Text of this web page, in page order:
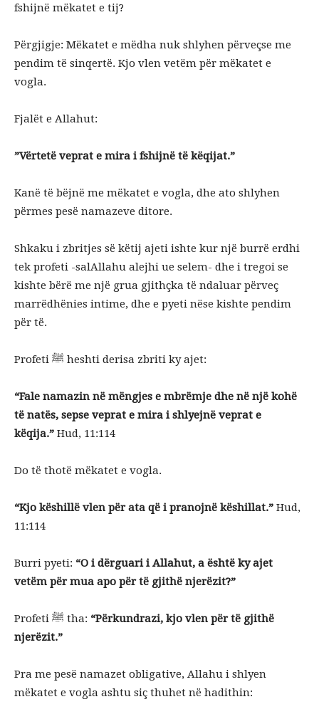
fshijnë mëkatet e tij?
Përgjigje: Mëkatet e mëdha nuk shlyhen përveçse me
pendim të sinqertë. Kjo vlen vetëm për mëkatet e
vogla.
Fjalët e Allahut:
”Vërtetë veprat e mira i fshijnë të këqijat.”
Kanë të bëjnë me mëkatet e vogla, dhe ato shlyhen
përmes pesë namazeve ditore.
Shkaku i zbritjes së këtij ajeti ishte kur një burrë erdhi
tek profeti -salAllahu alejhi ue selem- dhe i tregoi se
kishte bërë me një grua gjithçka të ndaluar përveç
marrëdhënies intime, dhe e pyeti nëse kishte pendim
për të.
Profeti ﷺ heshti derisa zbriti ky ajet:
“Fale namazin në mëngjes e mbrëmje dhe në një kohë
të natës, sepse veprat e mira i shlyejnë veprat e
këqija.” Hud, 11:114
Do të thotë mëkatet e vogla.
“Kjo këshillë vlen për ata që i pranojnë këshillat.” Hud,
11:114
Burri pyeti: “O i dërguari i Allahut, a është ky ajet
vetëm për mua apo për të gjithë njerëzit?”
Profeti ﷺ tha: “Përkundrazi, kjo vlen për të gjithë
njerëzit.”
Pra me pesë namazet obligative, Allahu i shlyen
mëkatet e vogla ashtu siç thuhet në hadithin: